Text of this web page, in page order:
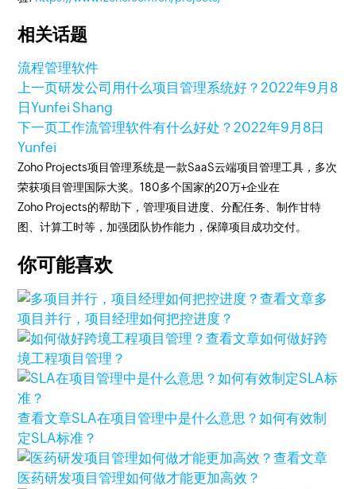
相关话题
流程管理软件
上一页研发公司用什么项目管理系统好？2022年9月8
日Yunfei Shang
下一页工作流管理软件有什么好处？2022年9月8日
Yunfei
Zoho Projects项目管理系统是一款SaaS云端项目管理工具，多次
荣获项目管理国际大奖。180多个国家的20万+企业在
Zoho Projects的帮助下，管理项目进度、分配任务、制作甘特
图、计算工时等，加强团队协作能力，保障项目成功交付。
你可能喜欢
查看文章多
项目并行，项目经理如何把控进度？
查看文章如何做好跨
境工程项目管理？
查看文章SLA在项目管理中是什么意思？如何有效制
定SLA标准？
查看文章
医药研发项目管理如何做才能更加高效？